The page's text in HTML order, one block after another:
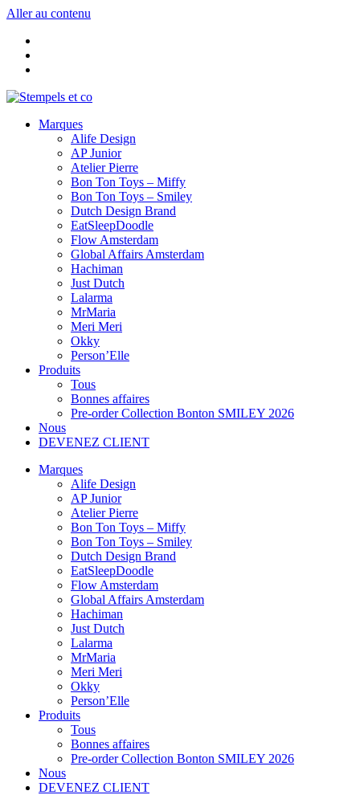
Aller au contenu
Marques
Alife Design
AP Junior
Atelier Pierre
Bon Ton Toys – Miffy
Bon Ton Toys – Smiley
Dutch Design Brand
EatSleepDoodle
Flow Amsterdam
Global Affairs Amsterdam
Hachiman
Just Dutch
Lalarma
MrMaria
Meri Meri
Okky
Person’Elle
Produits
Tous
Bonnes affaires
Pre-order Collection Bonton SMILEY 2026
Nous
DEVENEZ CLIENT
Marques
Alife Design
AP Junior
Atelier Pierre
Bon Ton Toys – Miffy
Bon Ton Toys – Smiley
Dutch Design Brand
EatSleepDoodle
Flow Amsterdam
Global Affairs Amsterdam
Hachiman
Just Dutch
Lalarma
MrMaria
Meri Meri
Okky
Person’Elle
Produits
Tous
Bonnes affaires
Pre-order Collection Bonton SMILEY 2026
Nous
DEVENEZ CLIENT